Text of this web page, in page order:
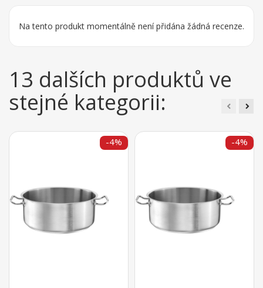
Na tento produkt momentálně není přidána žádná recenze.
13 dalších produktů ve
stejné kategorii:
-4% -4%